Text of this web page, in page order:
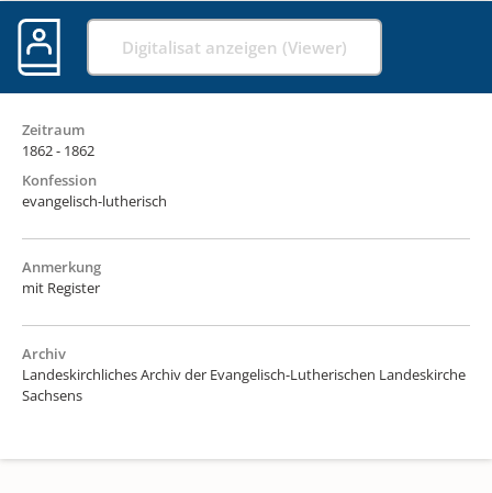
Digitalisat anzeigen (Viewer)
Zeitraum
1862 - 1862
Konfession
evangelisch-lutherisch
Anmerkung
mit Register
Archiv
Landeskirchliches Archiv der Evangelisch-Lutherischen Landeskirche
Sachsens